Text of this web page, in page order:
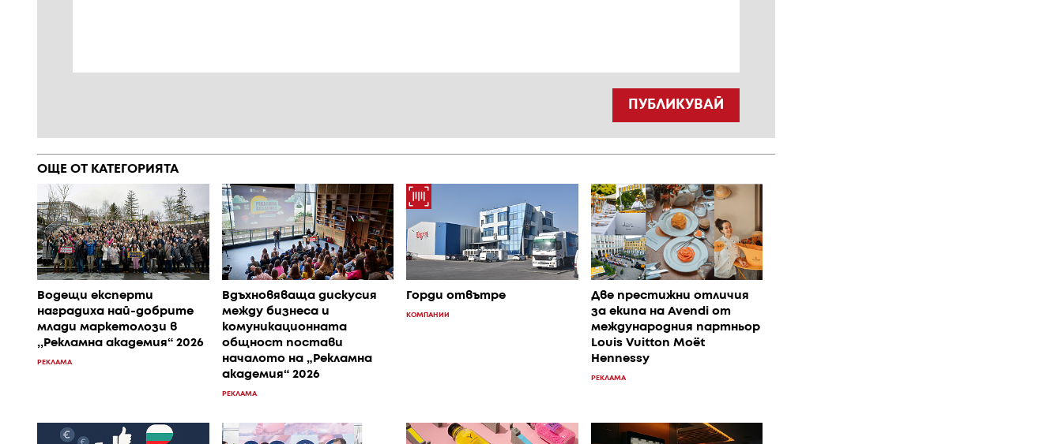
ПУБЛИКУВАЙ
ОЩЕ ОТ КАТЕГОРИЯТА
Водещи експерти
наградиха най-добрите
млади маркетолози в
,,Рекламна академия“ 2026
РЕКЛАМА
Вдъхновяваща дискусия
между бизнеса и
комуникационната
общност постави
началото на „Рекламна
академия“ 2026
РЕКЛАМА
Горди отвътре
КОМПАНИИ
Две престижни отличия
за екипа на Avendi от
международния партньор
Louis Vuitton Moët
Hennessy
РЕКЛАМА